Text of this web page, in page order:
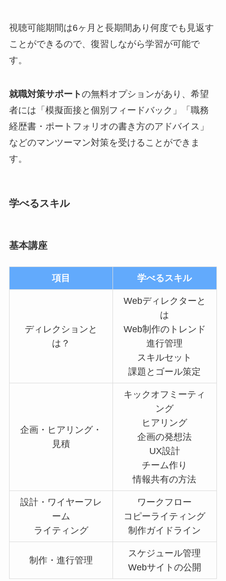
視聴可能期間は6ヶ月と長期間あり何度でも見返す
ことができるので、復習しながら学習が可能で
す。
就職対策サポートの無料オプションがあり、希望
者には「模擬面接と個別フィードバック」「職務
経歴書・ポートフォリオの書き方のアドバイス」
などのマンツーマン対策を受けることができま
す。
学べるスキル
基本講座
項目 学べるスキル
ディレクションと
は？
Webディレクターと
は
Web制作のトレンド
進行管理
スキルセット
課題とゴール策定
企画・ヒアリング・
見積
キックオフミーティ
ング
ヒアリング
企画の発想法
UX設計
チーム作り
情報共有の方法
設計・ワイヤーフレ
ーム
ライティング
ワークフロー
コピーライティング
制作ガイドライン
制作・進行管理
スケジュール管理
Webサイトの公開